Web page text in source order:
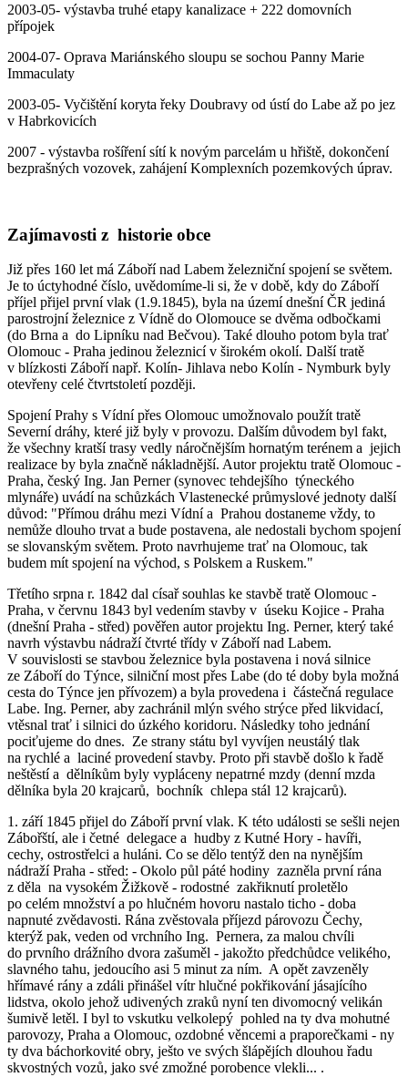
2003-05- výstavba truhé etapy kanalizace + 222 domovních
přípojek
2004-07- Oprava Mariánského sloupu se sochou Panny Marie
Immaculaty
2003-05- Vyčištění koryta řeky Doubravy od ústí do Labe až po jez
v Habrkovicích
2007 - výstavba rošíření sítí k novým parcelám u hřiště, dokončení
bezprašných vozovek, zahájení Komplexních pozemkových úprav.
Zajímavosti z historie obce
Již přes 160 let má Záboří nad Labem železniční spojení se světem.
Je to úctyhodné číslo, uvědomíme-li si, že v době, kdy do Záboří
příjel přijel první vlak (1.9.1845), byla na území dnešní ČR jediná
parostrojní železnice z Vídně do Olomouce se dvěma odbočkami
(do Brna a do Lipníku nad Bečvou). Také dlouho potom byla trať
Olomouc - Praha jedinou železnicí v širokém okolí. Další tratě
v blízkosti Záboří např. Kolín- Jihlava nebo Kolín - Nymburk byly
otevřeny celé čtvrtstoletí později.
Spojení Prahy s Vídní přes Olomouc umožnovalo použít tratě
Severní dráhy, které již byly v provozu. Dalším důvodem byl fakt,
že všechny kratší trasy vedly náročnějším hornatým terénem a jejich
realizace by byla značně nákladnější. Autor projektu tratě Olomouc -
Praha, český Ing. Jan Perner (synovec tehdejšího týneckého
mlynáře) uvádí na schůzkách Vlastenecké průmyslové jednoty další
důvod: "Přímou dráhu mezi Vídní a Prahou dostaneme vždy, to
nemůže dlouho trvat a bude postavena, ale nedostali bychom spojení
se slovanským světem. Proto navrhujeme trať na Olomouc, tak
budem mít spojení na východ, s Polskem a Ruskem."
Třetího srpna r. 1842 dal císař souhlas ke stavbě tratě Olomouc -
Praha, v červnu 1843 byl vedením stavby v úseku Kojice - Praha
(dnešní Praha - střed) pověřen autor projektu Ing. Perner, který také
navrh výstavbu nádraží čtvrté třídy v Záboří nad Labem.
V souvislosti se stavbou železnice byla postavena i nová silnice
ze Záboří do Týnce, silniční most přes Labe (do té doby byla možná
cesta do Týnce jen přívozem) a byla provedena i částečná regulace
Labe. Ing. Perner, aby zachránil mlýn svého strýce před likvidací,
vtěsnal trať i silnici do úzkého koridoru. Následky toho jednání
pociťujeme do dnes. Ze strany státu byl vyvíjen neustálý tlak
na rychlé a laciné provedení stavby. Proto při stavbě došlo k řadě
neštěstí a dělníkům byly vypláceny nepatrné mzdy (denní mzda
dělníka byla 20 krajcarů, bochník chlepa stál 12 krajcarů).
1. září 1845 přijel do Záboří první vlak. K této události se sešli nejen
Zábořští, ale i četné delegace a hudby z Kutné Hory - havíři,
cechy, ostrostřelci a huláni. Co se dělo tentýž den na nynějším
nádraží Praha - střed: - Okolo půl páté hodiny zazněla první rána
z děla na vysokém Žižkově - rodostné zakřiknutí proletělo
po celém množství a po hlučném hovoru nastalo ticho - doba
napnuté zvědavosti. Rána zvěstovala příjezd párovozu Čechy,
kterýž pak, veden od vrchního Ing. Pernera, za malou chvíli
do prvního drážního dvora zašuměl - jakožto předchůdce velikého,
slavného tahu, jedoucího asi 5 minut za ním. A opět zavzeněly
hřímavé rány a zdáli přinášel vítr hlučné pokřikování jásajícího
lidstva, okolo jehož udivených zraků nyní ten divomocný velikán
šumivě letěl. I byl to vskutku velkolepý pohled na ty dva mohutné
parovozy, Praha a Olomouc, ozdobné věncemi a praporečkami - ny
ty dva báchorkovité obry, ješto ve svých šlápějích dlouhou řadu
skvostných vozů, jako své zmožné porobence vlekli... .